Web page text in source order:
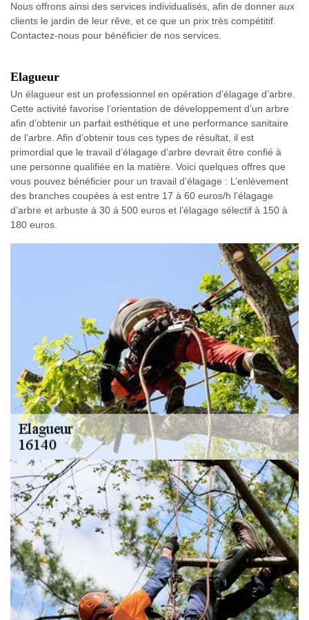
Nous offrons ainsi des services individualisés, afin de donner aux
clients le jardin de leur rêve, et ce que un prix très compétitif.
Contactez-nous pour bénéficier de nos services.
Elagueur
Un élagueur est un professionnel en opération d’élagage d’arbre.
Cette activité favorise l’orientation de développement d’un arbre
afin d’obtenir un parfait esthétique et une performance sanitaire
de l’arbre. Afin d’obtenir tous ces types de résultat, il est
primordial que le travail d’élagage d’arbre devrait être confié à
une personne qualifiée en la matière. Voici quelques offres que
vous pouvez bénéficier pour un travail d’élagage : L’enlèvement
des branches coupées à est entre 17 à 60 euros/h l’élagage
d’arbre et arbuste à 30 à 500 euros et l’élagage sélectif à 150 à
180 euros.